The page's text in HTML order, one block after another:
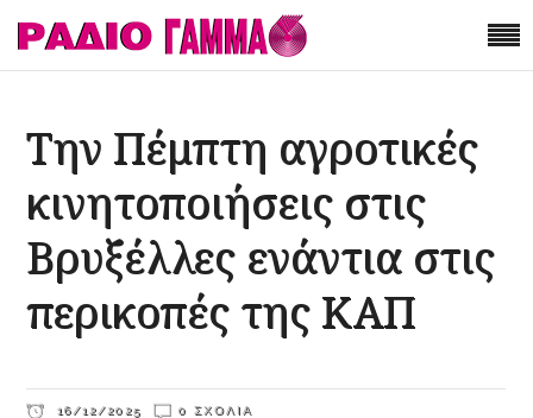
Την Πέμπτη αγροτικές
κινητοποιήσεις στις
Βρυξέλλες ενάντια στις
περικοπές της ΚΑΠ
16/12/2025 0 ΣΧΌΛΙΑ